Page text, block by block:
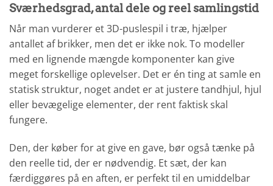
Sværhedsgrad, antal dele og reel samlingstid
Når man vurderer et 3D-puslespil i træ, hjælper
antallet af brikker, men det er ikke nok. To modeller
med en lignende mængde komponenter kan give
meget forskellige oplevelser. Det er én ting at samle en
statisk struktur, noget andet er at justere tandhjul, hjul
eller bevægelige elementer, der rent faktisk skal
fungere.
Den, der køber for at give en gave, bør også tænke på
den reelle tid, der er nødvendig. Et sæt, der kan
færdiggøres på en aften, er perfekt til en umiddelbar